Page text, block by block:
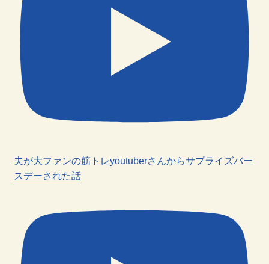
夫が大ファンの筋トレyoutuberさんからサプライズバー
スデーされた話